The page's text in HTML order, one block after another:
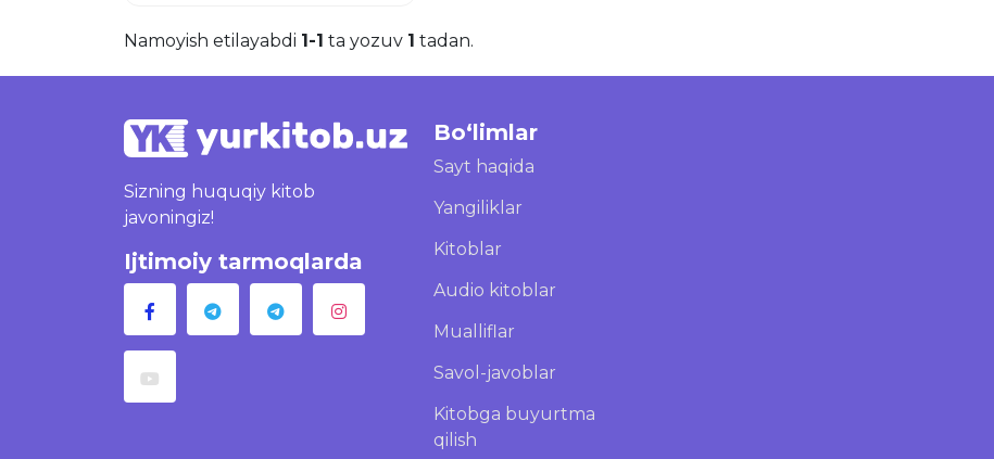
Namoyish etilayabdi 1-1 ta yozuv 1 tadan.
Sizning huquqiy kitob
javoningiz!
Ijtimoiy tarmoqlarda
Bo‘limlar
Sayt haqida
Yangiliklar
Kitoblar
Audio kitoblar
Mualliflar
Savol-javoblar
Kitobga buyurtma
qilish